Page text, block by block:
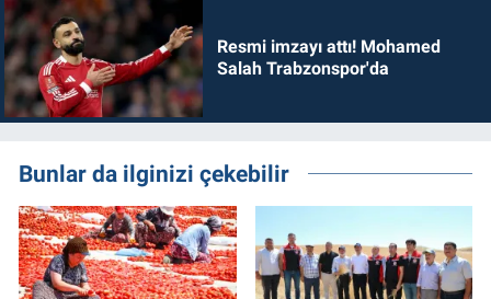
Resmi imzayı attı! Mohamed
Salah Trabzonspor'da
Bunlar da ilginizi çekebilir